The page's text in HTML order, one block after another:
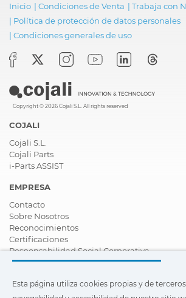
Inicio | Condiciones de Venta | Trabaja con
| Política de protección de datos personales
| Condiciones generales de uso
Copyright © 2026 Cojali S.L. All rights reserved
COJALI
Cojali S.L.
Cojali Parts
i-Parts ASSIST
EMPRESA
Contacto
Sobre Nosotros
Reconocimientos
Certificaciones
Responsabilidad Social Corporativa
Ser distribuidor
Vídeos
Esta página utiliza cookies propias y de